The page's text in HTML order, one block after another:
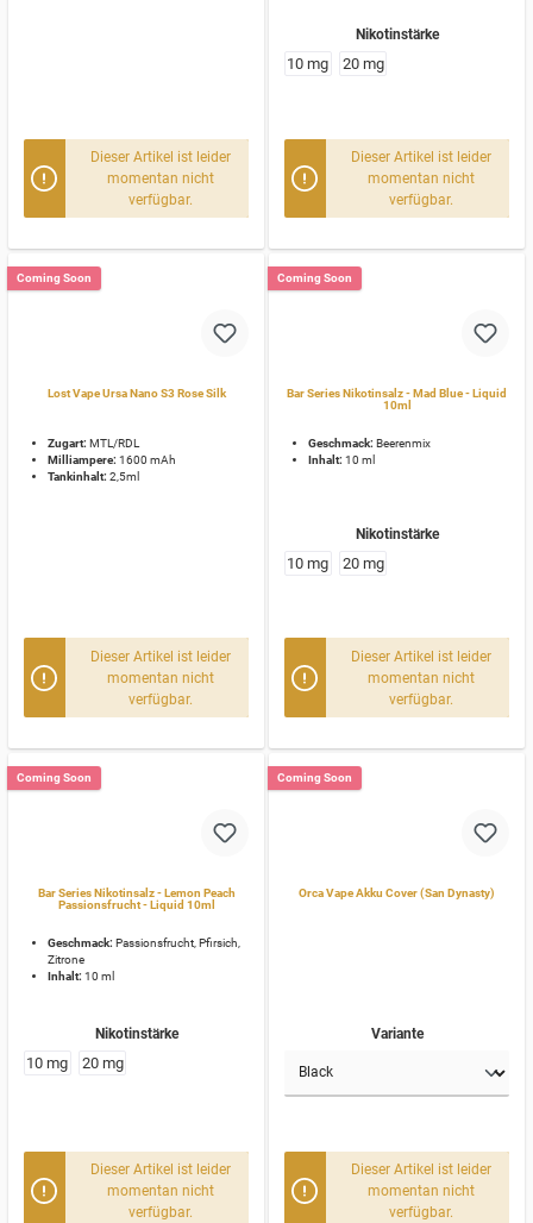
Dieser Artikel ist leider
momentan nicht
verfügbar.
Nikotinstärke
10 mg 20 mg
Dieser Artikel ist leider
momentan nicht
verfügbar.
Coming Soon
Lost Vape Ursa Nano S3 Rose Silk
Zugart: MTL/RDL
Milliampere: 1600 mAh
Tankinhalt: 2,5ml
Dieser Artikel ist leider
momentan nicht
verfügbar.
Coming Soon
Bar Series Nikotinsalz - Mad Blue - Liquid
10ml
Geschmack: Beerenmix
Inhalt: 10 ml
Nikotinstärke
10 mg 20 mg
Dieser Artikel ist leider
momentan nicht
verfügbar.
Coming Soon
Bar Series Nikotinsalz - Lemon Peach
Passionsfrucht - Liquid 10ml
Geschmack: Passionsfrucht, Pfirsich,
Zitrone
Inhalt: 10 ml
Nikotinstärke
10 mg 20 mg
Dieser Artikel ist leider
momentan nicht
verfügbar.
Coming Soon
Orca Vape Akku Cover (San Dynasty)
Variante
Dieser Artikel ist leider
momentan nicht
verfügbar.